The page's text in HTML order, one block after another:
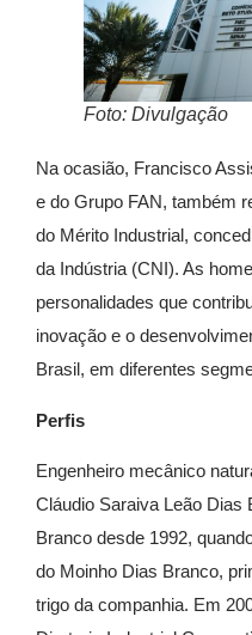
Foto: Divulgação
Na ocasião, Francisco
e do Grupo FAN, também
do Mérito Industrial,
da Indústria (CNI). As
personalidades que
inovação e o
Brasil, em diferentes
Perfis
Engenheiro mecânico
Cláudio Saraiva Leão Dias
Branco desde 1992,
do Moinho Dias Branco,
trigo da companhia. Em